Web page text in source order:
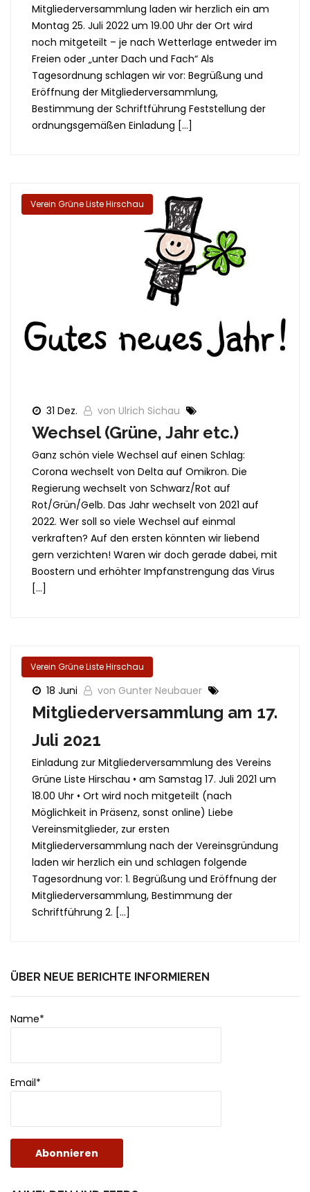
Mitgliederversammlung laden wir herzlich ein am
Montag 25. Juli 2022 um 19.00 Uhr der Ort wird
noch mitgeteilt – je nach Wetterlage entweder im
Freien oder „unter Dach und Fach“ Als
Tagesordnung schlagen wir vor: Begrüßung und
Eröffnung der Mitgliederversammlung,
Bestimmung der Schriftführung Feststellung der
ordnungsgemäßen Einladung […]
Verein Grüne Liste Hirschau
31 Dez. von Ulrich Sichau
Wechsel (Grüne, Jahr etc.)
Ganz schön viele Wechsel auf einen Schlag:
Corona wechselt von Delta auf Omikron. Die
Regierung wechselt von Schwarz/Rot auf
Rot/Grün/Gelb. Das Jahr wechselt von 2021 auf
2022. Wer soll so viele Wechsel auf einmal
verkraften? Auf den ersten könnten wir liebend
gern verzichten! Waren wir doch gerade dabei, mit
Boostern und erhöhter Impfanstrengung das Virus
[…]
Verein Grüne Liste Hirschau
18 Juni von Gunter Neubauer
Mitgliederversammlung am 17.
Juli 2021
Einladung zur Mitgliederversammlung des Vereins
Grüne Liste Hirschau • am Samstag 17. Juli 2021 um
18.00 Uhr • Ort wird noch mitgeteilt (nach
Möglichkeit in Präsenz, sonst online) Liebe
Vereinsmitglieder, zur ersten
Mitgliederversammlung nach der Vereinsgründung
laden wir herzlich ein und schlagen folgende
Tagesordnung vor: 1. Begrüßung und Eröffnung der
Mitgliederversammlung, Bestimmung der
Schriftführung 2. […]
ÜBER NEUE BERICHTE INFORMIEREN
Name*
Email*